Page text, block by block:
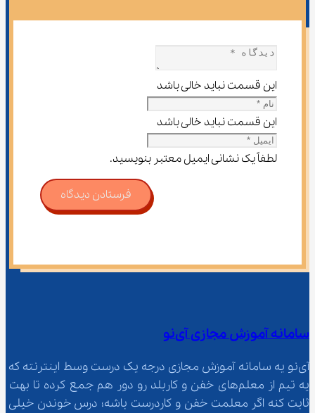
این قسمت نباید خالی باشد
این قسمت نباید خالی باشد
لطفاً یک نشانی ایمیل معتبر بنویسید.
فرستادن دیدگاه
سامانه آموزش مجازی آی‌نو
آی‌نو یه سامانه آموزش مجازی درجه یک درست وسط اینترنته که
یه تیم از معلم‌‌های خفن و کاربلد رو دور هم جمع کرده تا بهت
ثابت کنه اگر معلمت خفن و کاردرست باشه؛ درس خوندن خیلی